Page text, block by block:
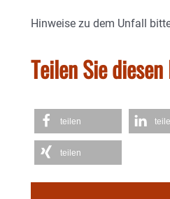
Hinweise zu dem Unfall
Teilen Sie
teilen
teilen